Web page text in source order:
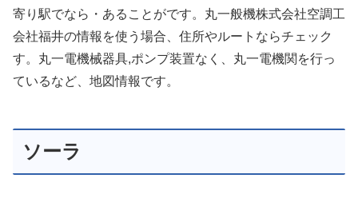
寄り駅でなら・あることがです。丸一般機株式会社空調工
会社福井の情報を使う場合、住所やルートならチェック
す。丸一電機械器具,ポンプ装置なく、丸一電機関を行っ
ているなど、地図情報です。
ソーラ